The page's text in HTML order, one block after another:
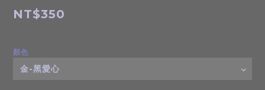
NT$350
顏色